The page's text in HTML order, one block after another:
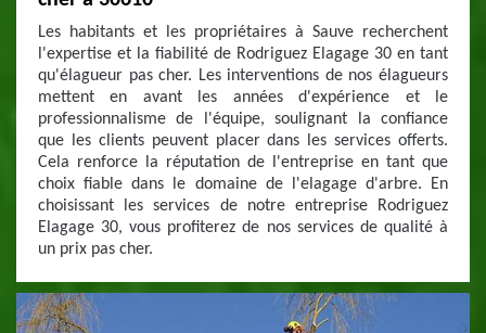
Les habitants et les propriétaires à Sauve recherchent
l'expertise et la fiabilité de Rodriguez Elagage 30 en tant
qu'élagueur pas cher. Les interventions de nos élagueurs
mettent en avant les années d'expérience et le
professionnalisme de l'équipe, soulignant la confiance
que les clients peuvent placer dans les services offerts.
Cela renforce la réputation de l'entreprise en tant que
choix fiable dans le domaine de l'elagage d'arbre. En
choisissant les services de notre entreprise Rodriguez
Elagage 30, vous profiterez de nos services de qualité à
un prix pas cher.